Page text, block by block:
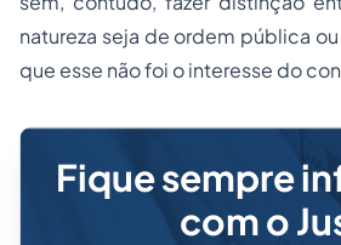
natureza seja de ordem pública
que esse não foi o interesse do
Fique sempre
com o